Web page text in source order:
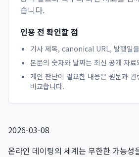
습니다.
인용 전 확인할 점
기사 제목, canonical URL, 발행일
본문의 숫자와 날짜는 최신 공개 자료
개인 판단이 필요한 내용은 원문과
비교합니다.
2026-03-08
온라인 데이팅의 세계는 무한한 가능성